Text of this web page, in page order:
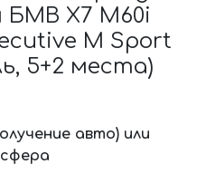
X7 M60i
M Sport
5+2 места)
авто) или